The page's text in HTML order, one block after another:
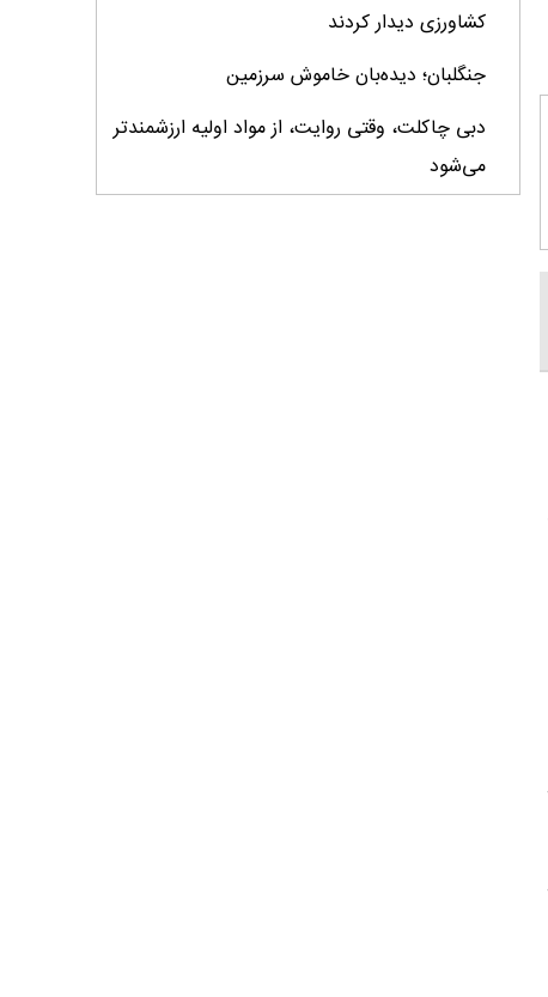
کشاورزی دیدار کردند
جنگلبان؛ دیده‌بان خاموش سرزمین
دبی چاکلت، وقتی روایت، از مواد اولیه ارزشمندتر
می‌شود